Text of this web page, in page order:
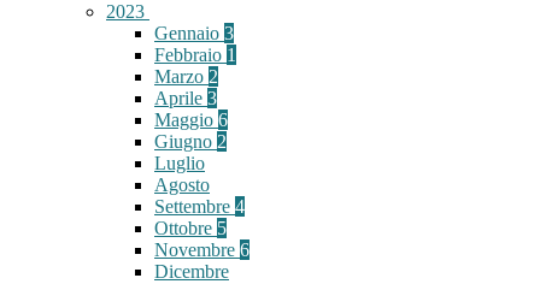
2023
Gennaio 3
Febbraio 1
Marzo 2
Aprile 3
Maggio 6
Giugno 2
Luglio
Agosto
Settembre 4
Ottobre 5
Novembre 6
Dicembre